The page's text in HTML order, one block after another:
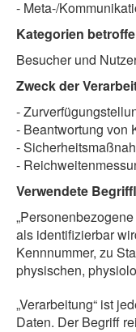
- Meta-/
Kategorien
Besucher und
Zweck der
-
- Beantwortung von
-
-
Verwendete
als identifizierbar
Kennnummer, zu
physischen,
„Verarbeitung“ ist
Daten. Der Begriff